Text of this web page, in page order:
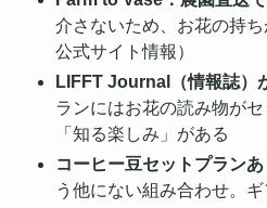
介さないため、お花の持
公式サイト情報）
LIFFT Journal（情報誌）
ランにはお花の読み物が
「知る楽しみ」がある
コーヒー豆セットプランあ
う他にない組み合わせ。